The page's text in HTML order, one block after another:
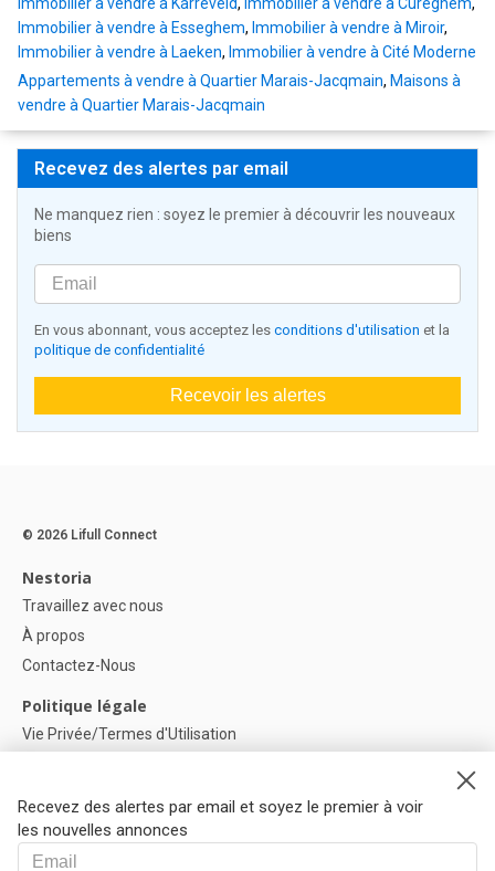
Immobilier à vendre à Karreveld, Immobilier à vendre à Cureghem,
Immobilier à vendre à Esseghem, Immobilier à vendre à Miroir,
Immobilier à vendre à Laeken, Immobilier à vendre à Cité Moderne
Appartements à vendre à Quartier Marais-Jacqmain, Maisons à
vendre à Quartier Marais-Jacqmain
Recevez des alertes par email
Ne manquez rien : soyez le premier à découvrir les nouveaux
biens
En vous abonnant, vous acceptez les conditions d'utilisation et la
politique de confidentialité
Recevoir les alertes
Recevez des alertes par email et soyez le premier à voir
les nouvelles annonces
© 2026 Lifull Connect
Nestoria
Travaillez avec nous
À propos
Contactez-Nous
Politique légale
Vie Privée/Termes d'Utilisation
Paramètres des cookies
Aide